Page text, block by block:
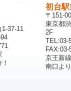
37-11
初台
〒151-
東京都
2F
TEL:03-
FAX:03-
京王新
南口よ